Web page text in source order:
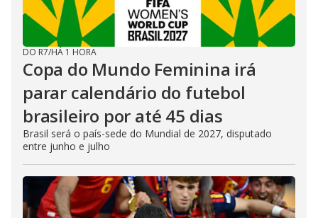
DO R7/HÁ 1 HORA
Copa do Mundo Feminina irá
parar calendário do futebol
brasileiro por até 45 dias
Brasil será o país-sede do Mundial de 2027, disputado
entre junho e julho